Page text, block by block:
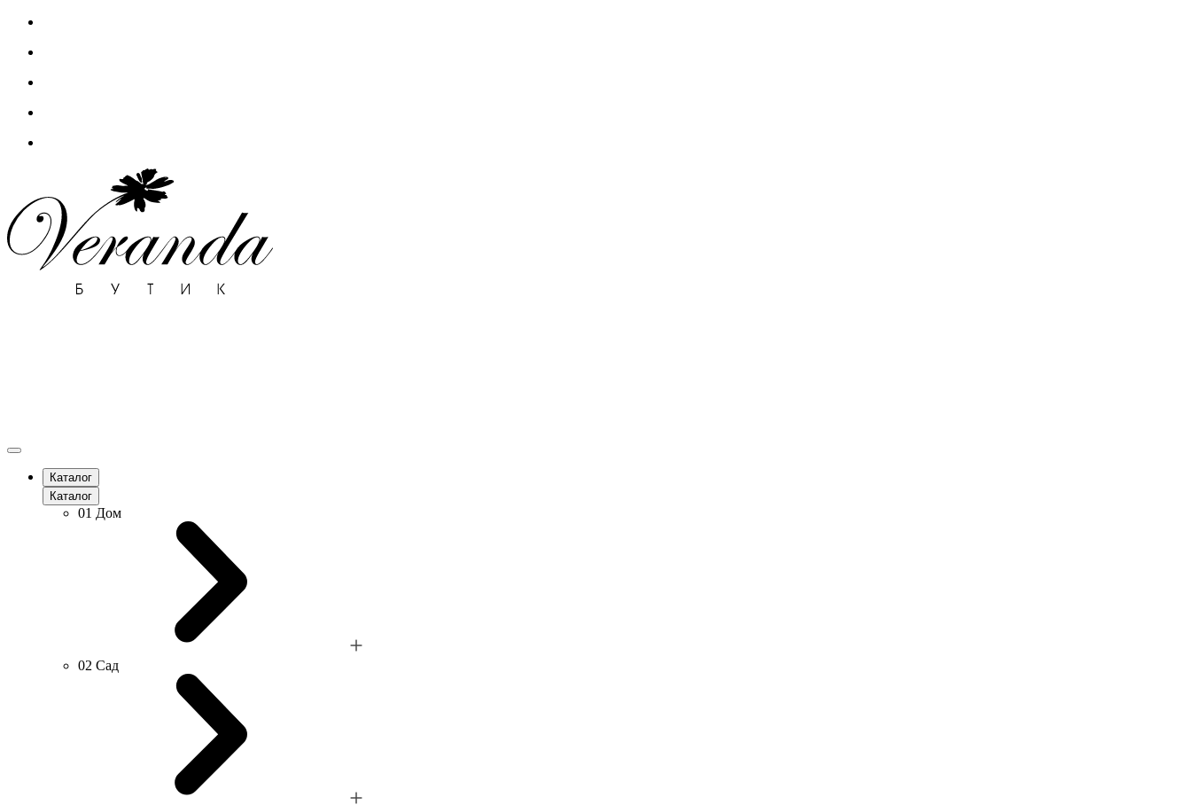
Каталог
Каталог
01 Дом
02 Сад